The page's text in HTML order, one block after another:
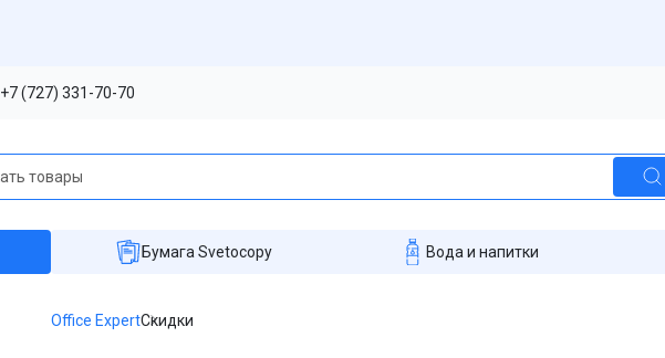
+7 (727) 331-70-70
Бумага Svetocopy Вода и напитки
Office ExpertСкидки